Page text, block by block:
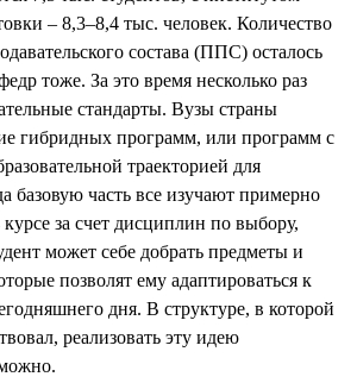
– 8,3–8,4 тыс. человек. Количество
состава (ППС) осталось
тоже. За это время несколько раз
стандарты. Вузы страны
гибридных программ, или программ с
траекторией для
базовую часть все изучают примерно
за счет дисциплин по выбору,
может себе добрать предметы и
позволят ему адаптироваться к
дня. В структуре, в которой
реализовать эту идею